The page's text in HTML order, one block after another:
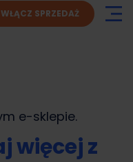
WŁĄCZ SPRZEDAŻ
e-sklepie.
więcej z